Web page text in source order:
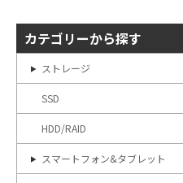
カテゴリーから探す
ストレージ
SSD
HDD/RAID
スマートフォン&タブレット